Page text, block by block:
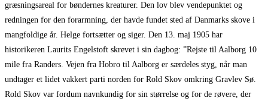
græsningsareal for bøndernes kreaturer. Den lov blev vendepunktet og
redningen for den forarmning, der havde fundet sted af Danmarks skove i
mangfoldige år. Helge fortsætter og siger. Den 13. maj 1905 har
historikeren Laurits Engelstoft skrevet i sin dagbog: ”Rejste til Aalborg 10
mile fra Randers. Vejen fra Hobro til Aalborg er særdeles styg, når man
undtager et lidet vakkert parti norden for Rold Skov omkring Gravlev Sø.
Rold Skov var fordum navnkundig for sin størrelse og for de røvere, der